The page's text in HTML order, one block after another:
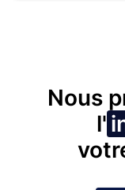
Nous
l'